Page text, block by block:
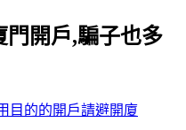
門開戶,騙子也多